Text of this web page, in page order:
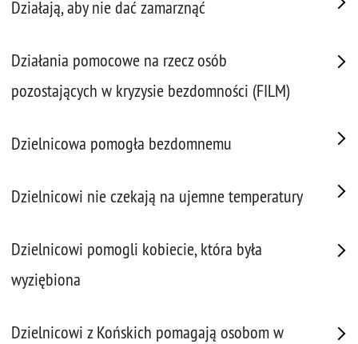
Działają, aby nie dać zamarznąć
Działania pomocowe na rzecz osób
pozostających w kryzysie bezdomności (FILM)
Dzielnicowa pomogła bezdomnemu
Dzielnicowi nie czekają na ujemne temperatury
Dzielnicowi pomogli kobiecie, która była
wyziębiona
Dzielnicowi z Końskich pomagają osobom w